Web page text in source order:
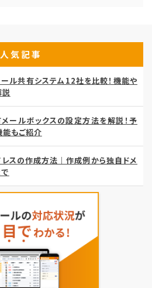
人気記事
ール共有システム12社を比較！機能や
ールボックスの設定方法を解説！予
もご紹介
スの作成方法｜作成例から独自ドメ